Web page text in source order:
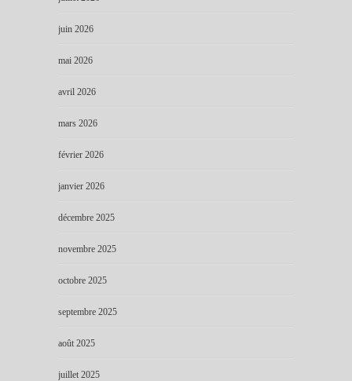
juin 2026
mai 2026
avril 2026
mars 2026
février 2026
janvier 2026
décembre 2025
novembre 2025
octobre 2025
septembre 2025
août 2025
juillet 2025